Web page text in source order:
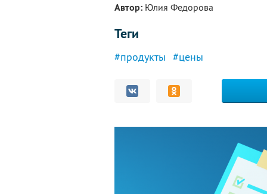
Автор: Юлия Федорова
Теги
#продукты #цены